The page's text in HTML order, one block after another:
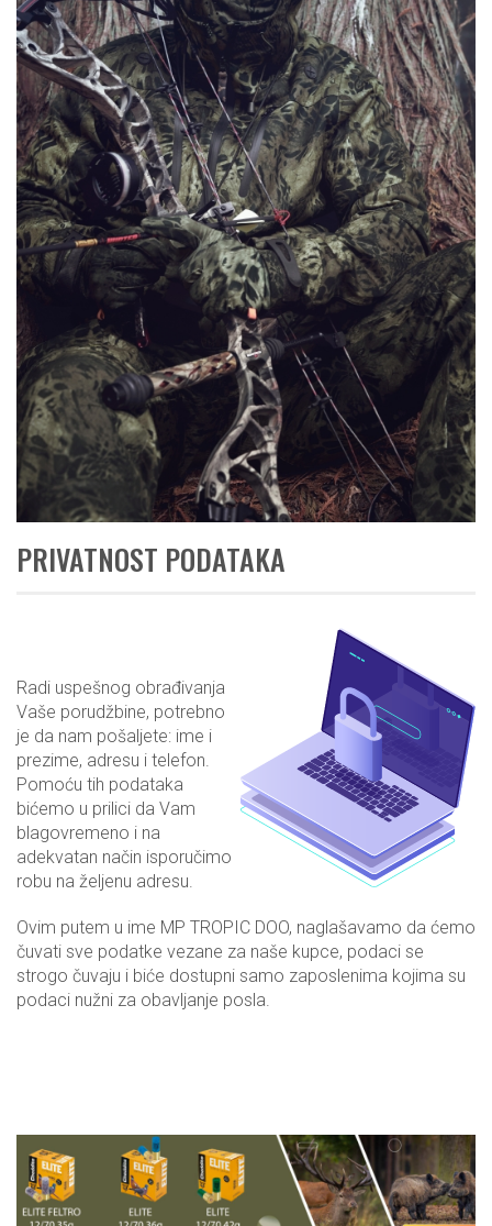
PRIVATNOST PODATAKA
Radi uspešnog obrađivanja
Vaše porudžbine, potrebno
je da nam pošaljete: ime i
prezime, adresu i telefon.
Pomoću tih podataka
bićemo u prilici da Vam
blagovremeno i na
adekvatan način isporučimo
robu na željenu adresu.
Ovim putem u ime MP TROPIC DOO, naglašavamo da ćemo
čuvati sve podatke vezane za naše kupce, podaci se
strogo čuvaju i biće dostupni samo zaposlenima kojima su
podaci nužni za obavljanje posla.